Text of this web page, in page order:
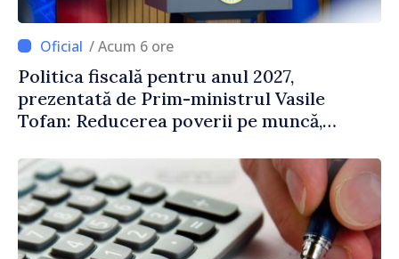
/ Acum 6 ore
Politica fiscală pentru anul 2027,
prezentată de Prim-ministrul Vasile
Tofan: Reducerea poverii pe muncă,
echitabilă